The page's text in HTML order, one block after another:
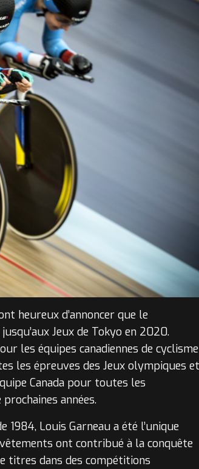
heureux d’annoncer que le
Jeux de Tokyo en 2020.
les équipes canadiennes de cyclisme
les épreuves des Jeux olympiques et
Canada pour toutes les
années.
Louis Garneau a été l’unique
ont contribué à la conquête
titres dans des compétitions